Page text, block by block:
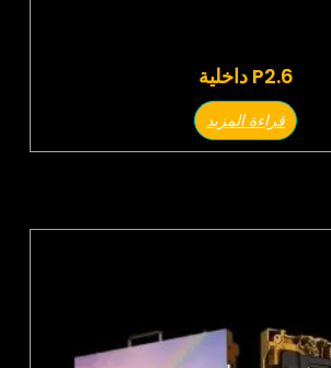
P2.6 داخلية
قراءة المزيد